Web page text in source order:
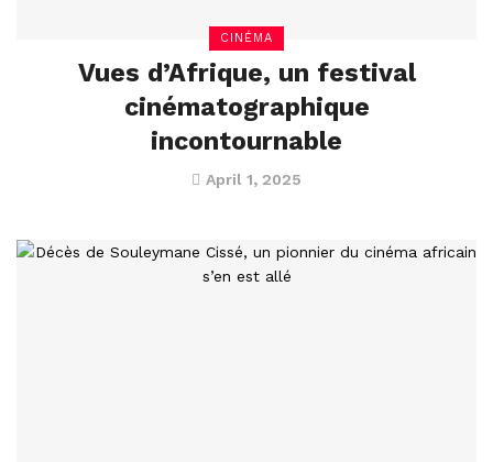
CINÉMA
Vues d’Afrique, un festival
cinématographique
incontournable
April 1, 2025